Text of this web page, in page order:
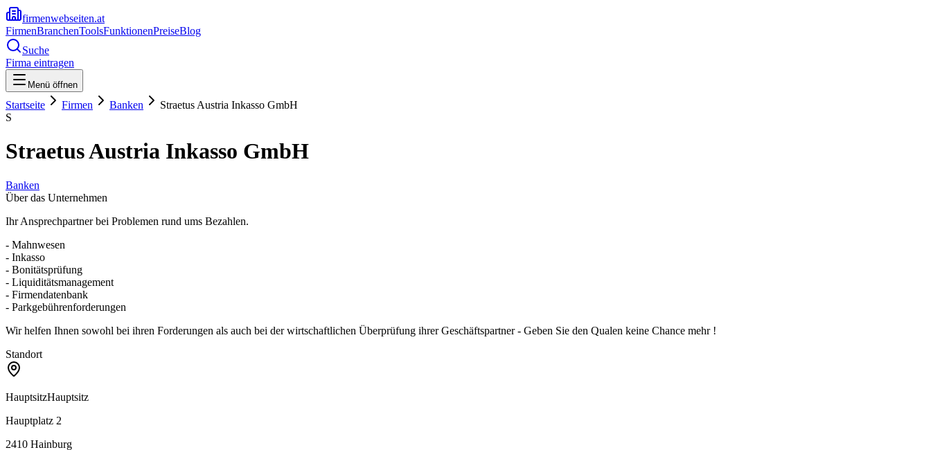
firmenwebseiten.at
FirmenBranchenToolsFunktionenPreiseBlog
Suche
Firma eintragen
Menü öffnen
Startseite Firmen Banken
Straetus Austria Inkasso GmbH
S
Straetus Austria Inkasso GmbH
Banken
Über das Unternehmen
Ihr Ansprechpartner bei Problemen rund ums Bezahlen.
- Mahnwesen
- Inkasso
- Bonitätsprüfung
- Liquiditätsmanagement
- Firmendatenbank
- Parkgebührenforderungen
Wir helfen Ihnen sowohl bei ihren Forderungen als auch bei der wirtschaftlichen Überprüfung ihrer Geschäftspartner - Geben Sie den Qualen keine Chance mehr !
Standort
HauptsitzHauptsitz
Hauptplatz 2
2410 Hainburg